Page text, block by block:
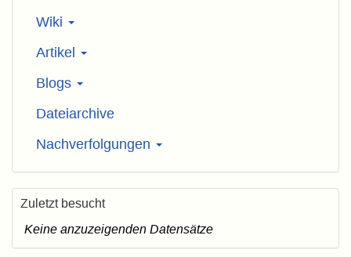
Wiki
Artikel
Blogs
Dateiarchive
Nachverfolgungen
Zuletzt besucht
Keine anzuzeigenden Datensätze